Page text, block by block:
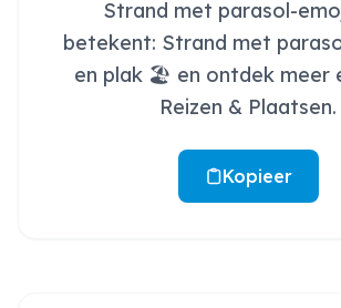
Strand met parasol-
betekent: Strand met
en plak 🏖️ en ontdek meer
Reizen & Plaatsen.
Kopieer